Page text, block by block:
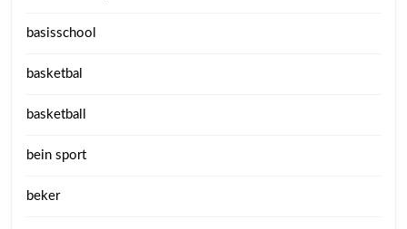
basisschool
basketbal
basketball
bein sport
beker